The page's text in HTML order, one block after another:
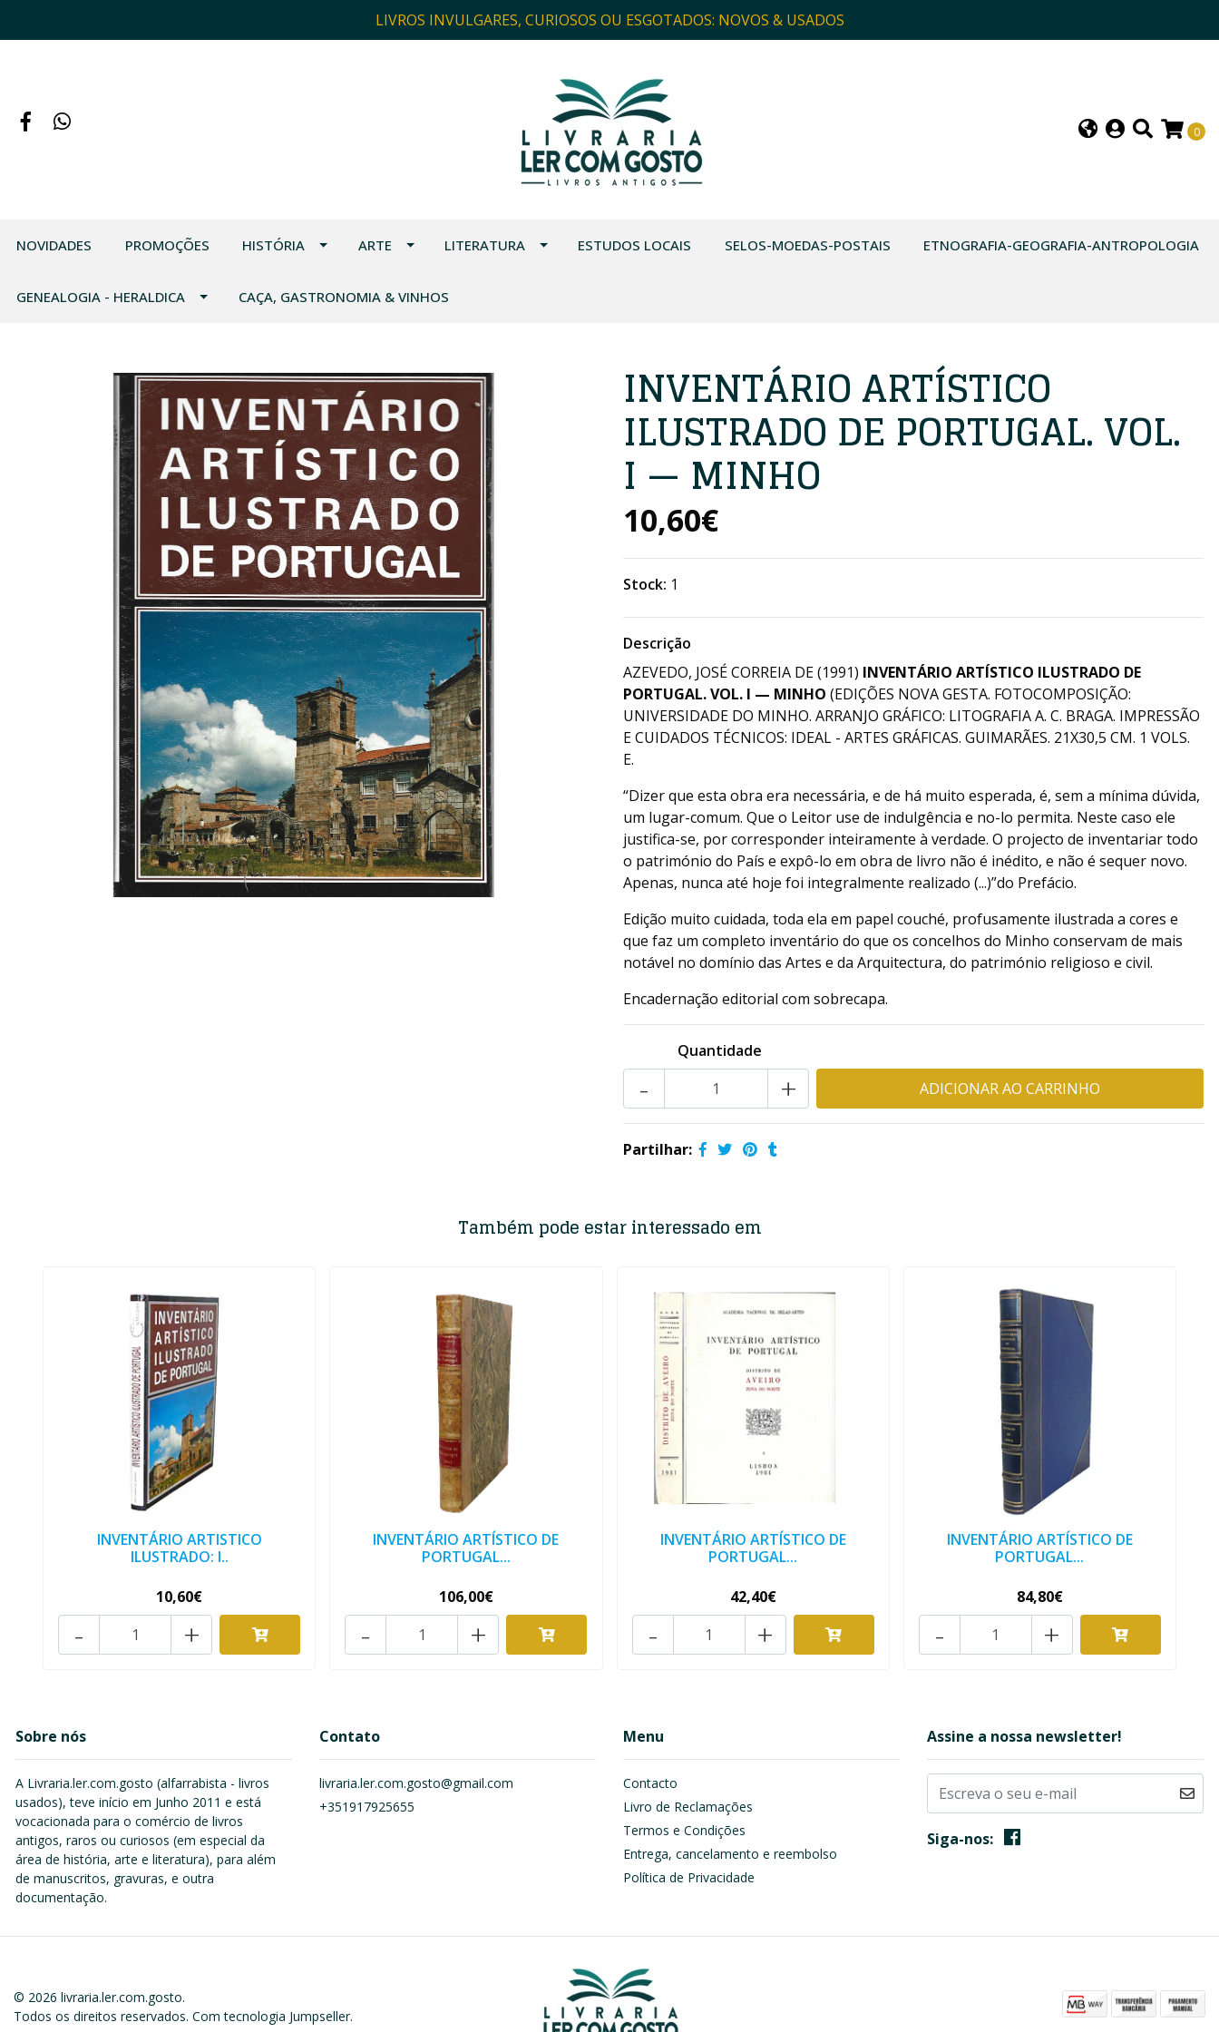
LIVROS INVULGARES, CURIOSOS OU ESGOTADOS: NOVOS & USADOS
0
NOVIDADES PROMOÇÕES HISTÓRIA ARTE LITERATURA ESTUDOS LOCAIS SELOS-MOEDAS-POSTAIS ETNOGRAFIA-GEOGRAFIA-ANTROPOLOGIA
GENEALOGIA - HERALDICA CAÇA, GASTRONOMIA & VINHOS
INVENTÁRIO ARTÍSTICO
ILUSTRADO DE PORTUGAL. VOL.
I — MINHO
10,60€
Stock: 1
Descrição
AZEVEDO, JOSÉ CORREIA DE (1991) INVENTÁRIO ARTÍSTICO ILUSTRADO DE
PORTUGAL. VOL. I — MINHO (EDIÇÕES NOVA GESTA. FOTOCOMPOSIÇÃO:
UNIVERSIDADE DO MINHO. ARRANJO GRÁFICO: LITOGRAFIA A. C. BRAGA. IMPRESSÃO
E CUIDADOS TÉCNICOS: IDEAL - ARTES GRÁFICAS. GUIMARÃES. 21X30,5 CM. 1 VOLS.
E.
“Dizer que esta obra era necessária, e de há muito esperada, é, sem a mínima dúvida,
um lugar-comum. Que o Leitor use de indulgência e no-lo permita. Neste caso ele
justifica-se, por corresponder inteiramente à verdade. O projecto de inventariar todo
o património do País e expô-lo em obra de livro não é inédito, e não é sequer novo.
Apenas, nunca até hoje foi integralmente realizado (...)”do Prefácio.
Edição muito cuidada, toda ela em papel couché, profusamente ilustrada a cores e
que faz um completo inventário do que os concelhos do Minho conservam de mais
notável no domínio das Artes e da Arquitectura, do património religioso e civil.
Encadernação editorial com sobrecapa.
Quantidade
+
-
Partilhar:
Também pode estar interessado em
INVENTÁRIO ARTISTICO
ILUSTRADO: I..
10,60€
+
-
INVENTÁRIO ARTÍSTICO DE
PORTUGAL...
106,00€
+
-
INVENTÁRIO ARTÍSTICO DE
PORTUGAL...
42,40€
+
-
INVENTÁRIO ARTÍSTICO DE
PORTUGAL...
84,80€
+
-
Sobre nós
A Livraria.ler.com.gosto (alfarrabista - livros
usados), teve início em Junho 2011 e está
vocacionada para o comércio de livros
antigos, raros ou curiosos (em especial da
área de história, arte e literatura), para além
de manuscritos, gravuras, e outra
documentação.
Contato
livraria.ler.com.gosto@gmail.com
+351917925655
Menu
Contacto
Livro de Reclamações
Termos e Condições
Entrega, cancelamento e reembolso
Política de Privacidade
Assine a nossa newsletter!
Siga-nos:
© 2026 livraria.ler.com.gosto.
Todos os direitos reservados. Com tecnologia Jumpseller.